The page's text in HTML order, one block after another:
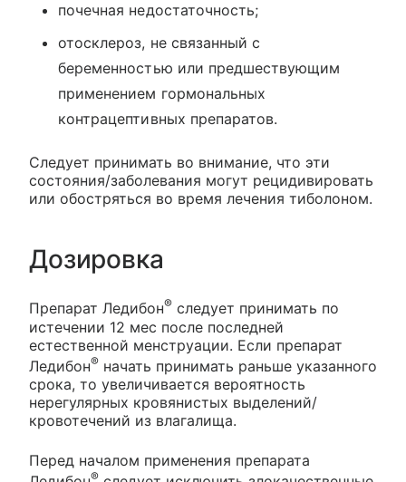
почечная недостаточность;
отосклероз, не связанный с
беременностью или предшествующим
применением гормональных
контрацептивных препаратов.
Следует принимать во внимание, что эти
состояния/заболевания могут рецидивировать
или обостряться во время лечения тиболоном.
Дозировка
Препарат Ледибон® следует принимать по
истечении 12 мес после последней
естественной менструации. Если препарат
Ледибон® начать принимать раньше указанного
срока, то увеличивается вероятность
нерегулярных кровянистых выделений/
кровотечений из влагалища.
Перед началом применения препарата
®